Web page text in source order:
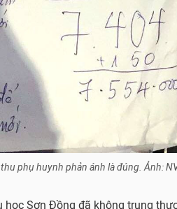
phụ huynh phản ánh là đúng. Ảnh:
học Sơn Đồng đã không trung